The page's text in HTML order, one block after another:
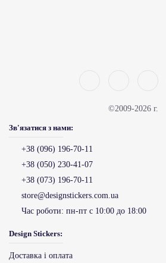
©2009-2026 г.
Зв'язатися з нами:
+38 (096) 196-70-11
+38 (050) 230-41-07
+38 (073) 196-70-11
store@designstickers.com.ua
Час роботи: пн-пт с 10:00 до 18:00
Design Stickers:
Доставка і оплата